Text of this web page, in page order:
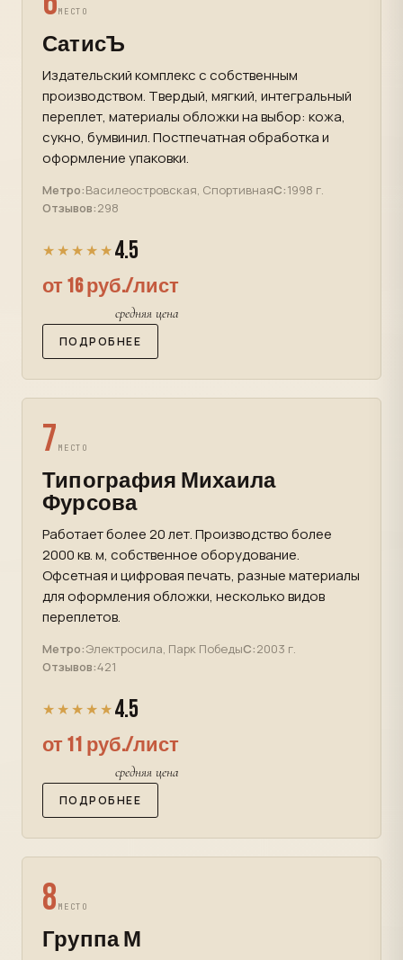
МЕСТО
СатисЪ
Издательский комплекс с собственным
производством. Твердый, мягкий, интегральный
переплет, материалы обложки на выбор: кожа,
сукно, бумвинил. Постпечатная обработка и
оформление упаковки.
Метро:Василеостровская, СпортивнаяС:1998 г.
Отзывов:298
★★★★★ 4.5
от 16 руб./лист
средняя цена
ПОДРОБНЕЕ
7 МЕСТО
Типография Михаила
Фурсова
Работает более 20 лет. Производство более
2000 кв. м, собственное оборудование.
Офсетная и цифровая печать, разные материалы
для оформления обложки, несколько видов
переплетов.
Метро:Электросила, Парк ПобедыС:2003 г.
Отзывов:421
★★★★★ 4.5
от 11 руб./лист
средняя цена
ПОДРОБНЕЕ
8 МЕСТО
Группа М